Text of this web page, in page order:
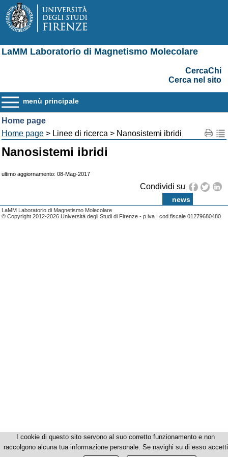
LaMM Laboratorio di Magnetismo Molecolare
CercaChi
Cerca nel sito
menù principale
Home page
Home page > Linee di ricerca > Nanosistemi ibridi
Nanosistemi ibridi
ultimo aggiornamento: 08-Mag-2017
Condividi su
news
LaMM Laboratorio di Magnetismo Molecolare
© Copyright 2012-2026 Università degli Studi di Firenze - p.iva | cod.fiscale 01279680480
I cookie di questo sito servono al suo corretto funzionamento e non
raccolgono alcuna tua informazione personale. Se navighi su di esso accetti